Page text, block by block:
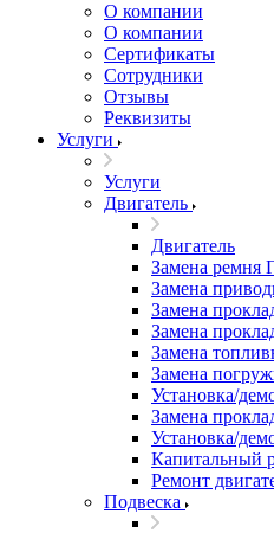
О компании
О компании
Сертификаты
Сотрудники
Отзывы
Реквизиты
Услуги
Услуги
Двигатель
Двигатель
Замена ремня
Замена
Замена
Замена
Замена
Замена
Установка/
Замена
Установка/
Капитальный
Ремонт
Подвеска